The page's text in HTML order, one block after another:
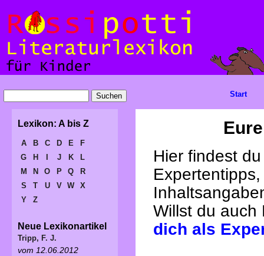
Hier findest
Willst du
dich als
Start
Lexikon: A bis Z
A B C D E
F
G
H J K
L
M
N O P Q
R
S
T U V W
X
Y
Z
Neue Lexikonartikel
Tripp, F. J.
vom 12.06.2012